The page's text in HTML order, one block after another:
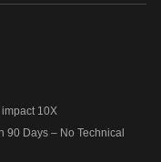
10X
90 Days – No Technical